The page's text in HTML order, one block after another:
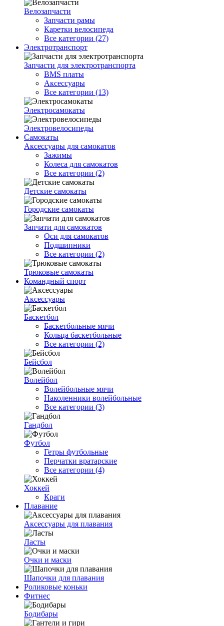
Велозапчасти
Запчасти рамы
Каретки велосипеда
Все категории (27)
Электротранспорт
Запчасти для электротранспорта
BMS платы
Аксессуары
Все категории (13)
Электросамокаты
Электровелосипеды
Самокаты
Аксессуары для самокатов
Зажимы
Колеса для самокатов
Все категории (2)
Детские самокаты
Городские самокаты
Запчати для самокатов
Оси для самокатов
Подшипники
Все категории (2)
Трюковые самокаты
Командный спорт
Аксессуары
Баскетбол
Баскетбольные мячи
Кольца баскетбольные
Все категории (2)
Бейсбол
Волейбол
Волейбольные мячи
Наколенники волейбольные
Все категории (3)
Гандбол
Футбол
Гетры футбольные
Перчатки вратарские
Все категории (4)
Хоккей
Краги
Плавание
Аксессуары для плавания
Ласты
Очки и маски
Шапочки для плавания
Роликовые коньки
Фитнес
Бодибары